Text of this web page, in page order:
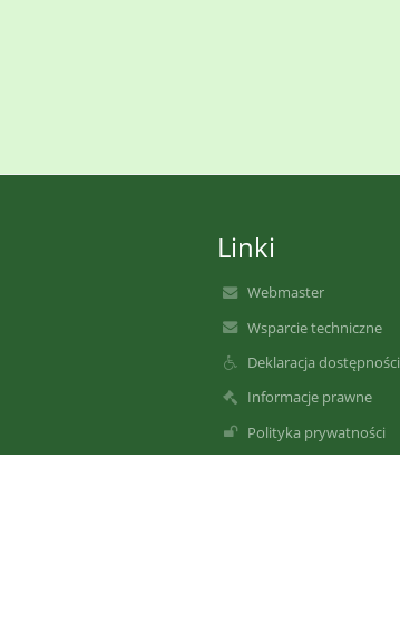
Linki
Webmaster
Wsparcie techniczne
Deklaracja dostępności
Informacje prawne
Polityka prywatności